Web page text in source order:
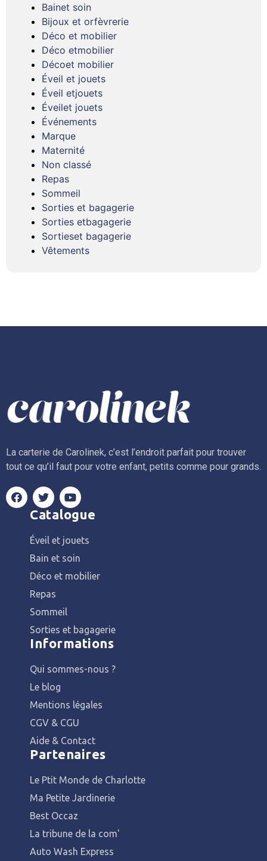
Bainet soin
Bijoux et orfèvrerie
Déco et mobilier
Déco etmobilier
Décoet mobilier
Éveil et jouets
Éveil etjouets
Éveilet jouets
Événements
Marque
Maternité
Non classé
Repas
Sommeil
Sorties et bagagerie
Sorties etbagagerie
Sortieset bagagerie
Vêtements
La carterie de Carolinek, c’est l’endroit parfait pour trouver
tout ce qu’il faut pour votre enfant, petits comme pour grands.
Catalogue
Éveil et jouets
Bain et soin
Déco et mobilier
Repas
Sommeil
Sorties et bagagerie
Informations
Qui sommes-nous ?
Le blog
Mentions légales
CGV & CGU
Aide & Contact
Partenaires
Le Ptit Monde de Charlotte
Ma Petite Jardinerie
Best Occaz
La tribune de la com'
Auto Wash Express